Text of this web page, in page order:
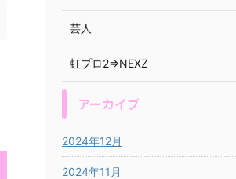
芸人
虹プロ2⇒NEXZ
アーカイブ
2024年12月
2024年11月